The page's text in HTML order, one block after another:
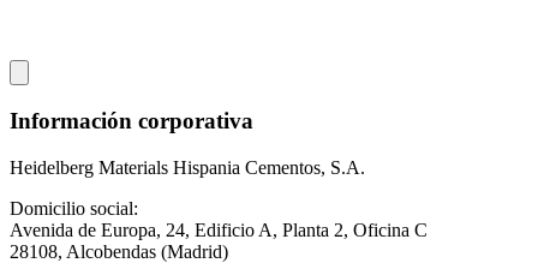
Información corporativa
Heidelberg Materials Hispania Cementos, S.A.
Domicilio social:
Avenida de Europa, 24, Edificio A, Planta 2, Oficina C
28108, Alcobendas (Madrid)